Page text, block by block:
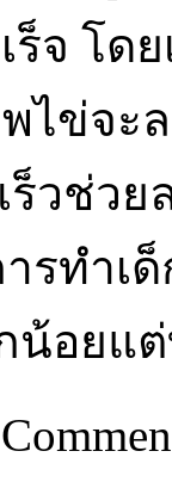
ร็จ โ
ไข่จะ
ร็วช่ว
รทำเ
น้อยแ